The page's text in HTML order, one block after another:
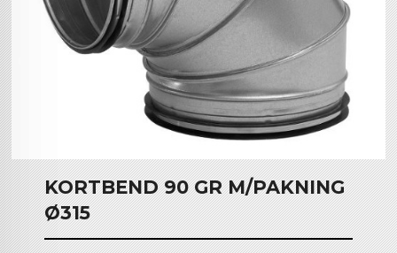
KORTBEND 90 GR M/PAKNING
Ø315